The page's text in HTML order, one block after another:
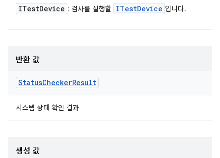
ITestDevice : 검사를 실행할 ITestDevice 입니다.
반환 값
StatusCheckerResult
시스템 상태 확인 결과
생성 값